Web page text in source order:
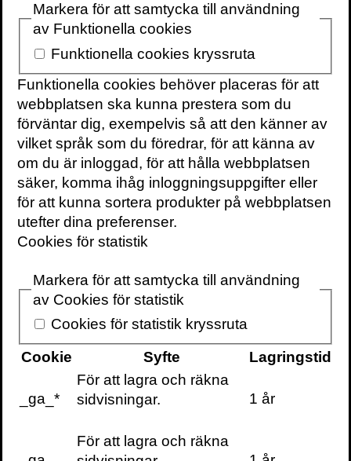
hjärnhalvorna tillfälligt rubbas eller att man
har en störning i tidsuppfattningen och
förlägger nutid till dåtid. Sigmund Freud
hävdade att en upplevd situation har
likheter med en tidigare förtryckt fantasi. I
sin banbrytande bok Drömtydning från år
1900 misstänker han att källan till de flesta
déjà vu-upplevelser är moderns genitaler.
Det finns ju ingen annan plats där man
med sådan övertygelse kan hävda att man
varit förut.
Det finns också ett flertal parapsykologiska
upplevelsen är ett minne från ett tidigare liv
genom reinkarnation. Andra har föreslagit
att det är ett bevis på telepati och några har
påstått att det är ett tecken på astral
transport (Chari CProc Soc Psychcal Res
(1962) 52: 264-286).
engelsmannen John Hughlings Jackson.
Markera för att samtycka till användning
av Funktionella cookies
Funktionella cookies kryssruta
Funktionella cookies behöver placeras för att
webbplatsen ska kunna prestera som du
förväntar dig, exempelvis så att den känner av
vilket språk som du föredrar, för att känna av
om du är inloggad, för att hålla webbplatsen
säker, komma ihåg inloggningsuppgifter eller
för att kunna sortera produkter på webbplatsen
utefter dina preferenser.
Cookies för statistik
Markera för att samtycka till användning
av Cookies för statistik
Cookies för statistik kryssruta
Cookie
Syfte Lagringstid
_ga_*
För att lagra och räkna
sidvisningar.
1 år
För att lagra och räkna